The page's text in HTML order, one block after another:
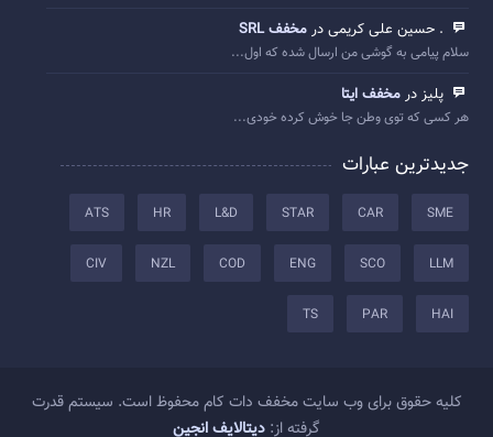
. حسین علی کریمی در مخفف SRL
سلام پیامی به گوشی من ارسال شده که اول...
پلیز در مخفف ایتا
هر کسی که توی وطن جا خوش کرده خودی...
جدیدترین عبارات
SME
CAR
STAR
L&D
HR
ATS
LLM
SCO
ENG
COD
NZL
CIV
HAI
PAR
TS
کلیه حقوق برای وب سایت مخفف دات کام محفوظ است. سیستم قدرت
گرفته از: دیتالایف انجین